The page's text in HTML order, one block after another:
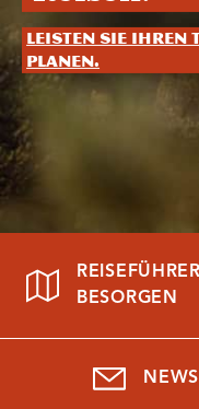
Leisten Sie Ihren
planen.
BESORGEN